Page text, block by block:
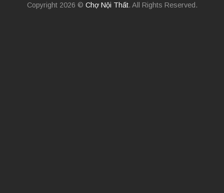
Copyright 2026 © Chợ Nội Thất. All Rights Reserved.